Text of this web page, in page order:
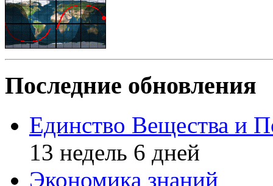
Последние обновления
Единство Вещества и
13 недель 6 дней
Экономика знаний